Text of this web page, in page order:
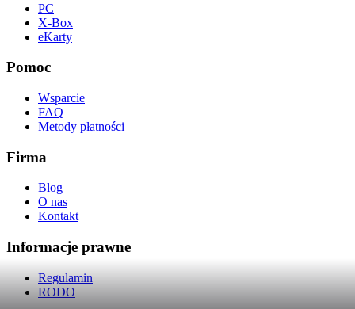
PC
X-Box
eKarty
Pomoc
Wsparcie
FAQ
Metody płatności
Firma
Blog
O nas
Kontakt
Informacje prawne
Regulamin
RODO